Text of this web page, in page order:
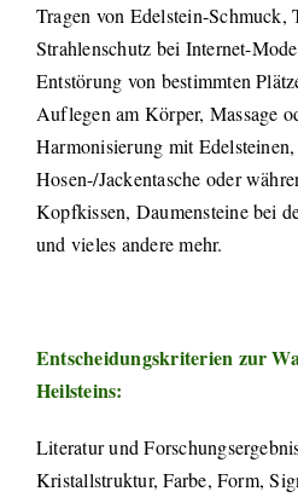
Tragen von Edelstein-Schmuck,
Strahlenschutz bei Internet-
Entstörung von bestimmten
Auflegen am Körper, Massage
Harmonisierung mit
Hosen-/Jackentasche oder
Kopfkissen, Daumensteine bei
und vieles andere mehr.
Entscheidungskriterien zur
Heilsteins:
Literatur und
Kristallstruktur, Farbe, Form,